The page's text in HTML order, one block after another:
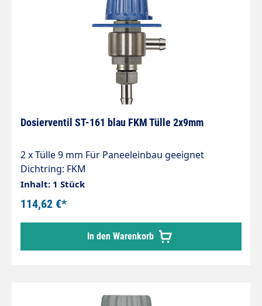
Dosierventil ST-161 blau FKM Tülle 2x9mm
2 x Tülle 9 mm Für Paneeleinbau geeignet
Dichtring: FKM
Inhalt: 1 Stück
114,62 €*
In den Warenkorb